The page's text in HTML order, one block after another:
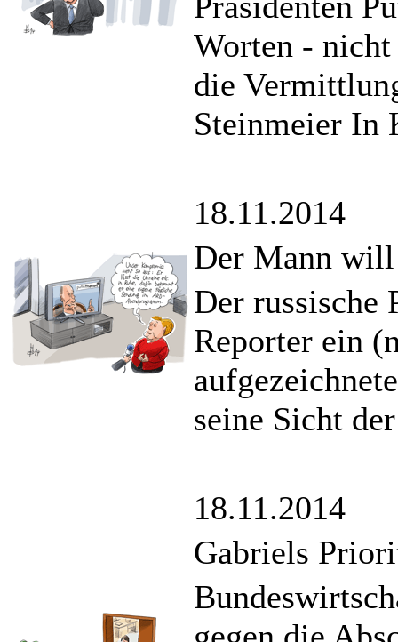
Worten -
die
Steinmeier In
18.11.2014
Der Mann
Der russische
Reporter ein
seine Sicht
18.11.2014
Gabriels